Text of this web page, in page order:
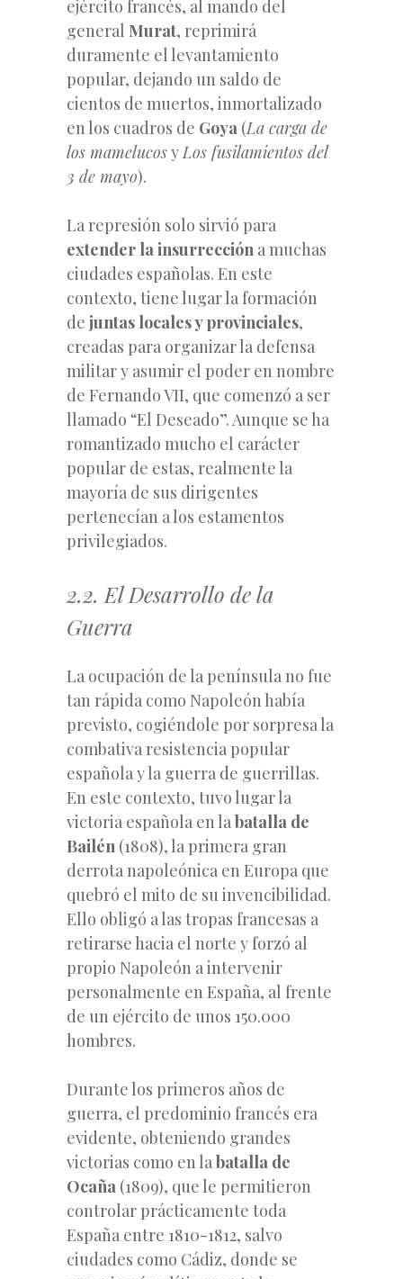
ejército francés, al mando del
general Murat, reprimirá
duramente el levantamiento
popular, dejando un saldo de
cientos de muertos, inmortalizado
en los cuadros de Goya (La carga de
los mamelucosyLos fusilamientos del
3 de mayo).
La represión solo sirvió para
extender la insurrección a muchas
ciudades españolas. En este
contexto, tiene lugar la formación
de juntas locales y provinciales,
creadas para organizar la defensa
militar y asumir el poder en nombre
de Fernando VII, que comenzó a ser
llamado “El Deseado”. Aunque se ha
romantizado mucho el carácter
popular de estas, realmente la
mayoría de sus dirigentes
pertenecían a los estamentos
privilegiados.
2.2. El Desarrollo de la
Guerra
La ocupación de la península no fue
tan rápida como Napoleón había
previsto, cogiéndole por sorpresa la
combativa resistencia popular
española y la guerra de guerrillas.
En este contexto, tuvo lugar la
victoria española en labatalla de
Bailén (1808), la primera gran
derrota napoleónica en Europa que
quebró el mito de su invencibilidad.
Ello obligó a las tropas francesas a
retirarse hacia el norte y forzó al
propio Napoleón a intervenir
personalmente en España, al frente
de un ejército de unos 150.000
hombres.
Durante los primeros años de
guerra, el predominio francés era
evidente, obteniendo grandes
victorias como en labatalla de
Ocaña (1809), que le permitieron
controlar prácticamente toda
España entre 1810-1812, salvo
ciudades como Cádiz, donde se